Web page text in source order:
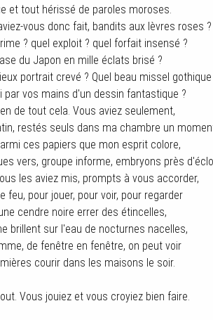
et tout hérissé de paroles moroses.
vous donc fait, bandits aux lèvres roses ?
? quel exploit ? quel forfait insensé ?
du Japon en mille éclats brisé ?
portrait crevé ? Quel beau missel gothique
par vos mains d'un dessin fantastique ?
de tout cela. Vous aviez seulement,
restés seuls dans ma chambre un
ces papiers que mon esprit colore,
vers, groupe informe, embryons près
les aviez mis, prompts à vous accorder,
feu, pour jouer, pour voir, pour regarder
cendre noire errer des étincelles,
brillent sur l'eau de nocturnes nacelles,
de fenêtre en fenêtre, on peut voir
courir dans les maisons le soir.
Vous jouiez et vous croyiez bien faire.